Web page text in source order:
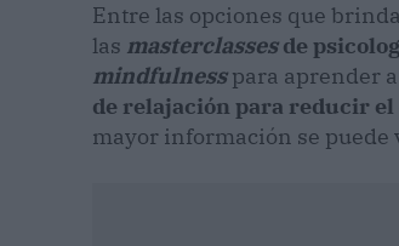
Entre las opciones que
las masterclassesde
mindfulnesspara aprender
de relajación para reducir el
mayor información se puede